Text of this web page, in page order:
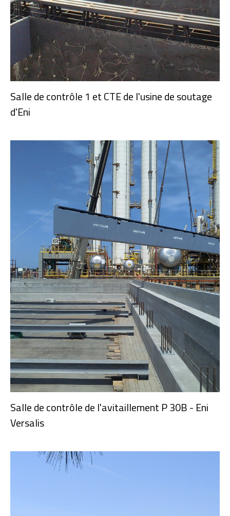
Salle de contrôle 1 et CTE de l'usine de soutage
d'Eni
Salle de contrôle de l'avitaillement P 30B - Eni
Versalis